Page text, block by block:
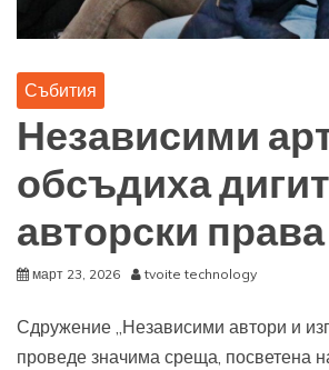
Събития
Независими
обсъдиха
авторски права
март 23, 2026 tvoite technology
Сдружение „Независими автори и
проведе значима среща, посветена